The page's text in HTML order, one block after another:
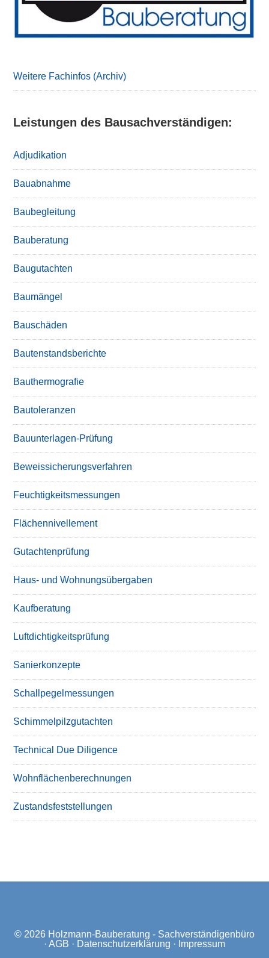
Weitere Fachinfos (Archiv)
Leistungen des Bausachverständigen:
Adjudikation
Bauabnahme
Baubegleitung
Bauberatung
Baugutachten
Baumängel
Bauschäden
Bautenstandsberichte
Bauthermografie
Bautoleranzen
Bauunterlagen-Prüfung
Beweissicherungsverfahren
Feuchtigkeitsmessungen
Flächennivellement
Gutachtenprüfung
Haus- und Wohnungsübergaben
Kaufberatung
Luftdichtigkeitsprüfung
Sanierkonzepte
Schallpegelmessungen
Schimmelpilzgutachten
Technical Due Diligence
Wohnflächenberechnungen
Zustandsfeststellungen
© 2026 Holzmann-Bauberatung - Sachverständigenbüro
· AGB · Datenschutzerklärung · Impressum